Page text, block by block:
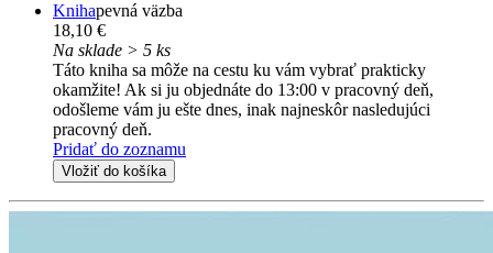
Knihapevná väzba
18,10 €
Na sklade > 5 ks
Táto kniha sa môže na cestu ku vám vybrať prakticky
okamžite! Ak si ju objednáte do 13:00 v pracovný deň,
odošleme vám ju ešte dnes, inak najneskôr nasledujúci
pracovný deň.
Pridať do zoznamu
Vložiť do košíka